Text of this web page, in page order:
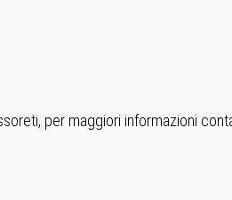
per maggiori informazioni